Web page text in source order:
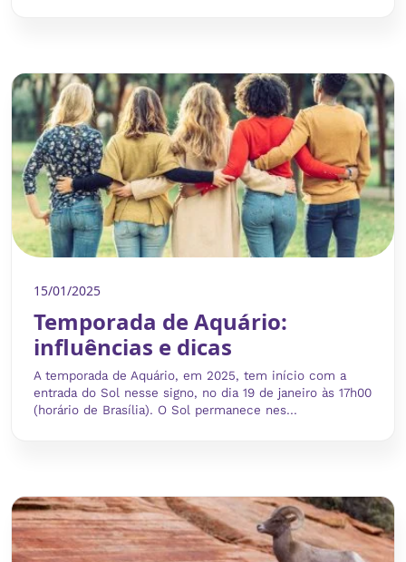
15/01/2025
Temporada de Aquário:
influências e dicas
A temporada de Aquário, em 2025, tem início com a
entrada do Sol nesse signo, no dia 19 de janeiro às 17h00
(horário de Brasília). O Sol permanece nes...